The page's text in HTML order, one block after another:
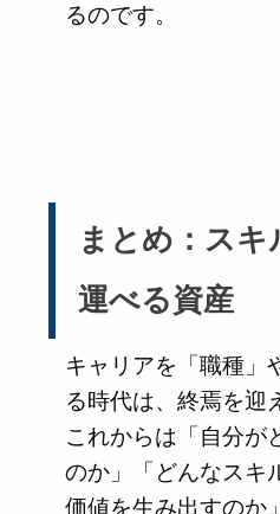
るのです。
まとめ：スキ
運べる資産
キャリアを「職種」
る時代は、終焉を迎
これからは「自分が
のか」「どんなスキ
価値を生み出すのか